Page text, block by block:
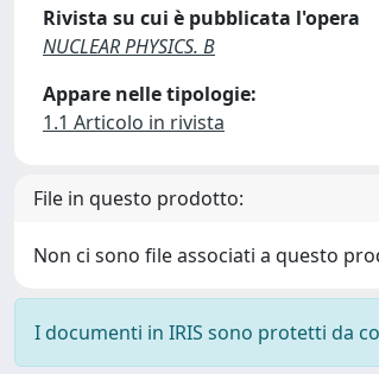
Rivista su cui è pubblicata l'opera
NUCLEAR PHYSICS. B
Appare nelle tipologie:
1.1 Articolo in rivista
File in questo prodotto:
Non ci sono file associati a questo
I documenti in IRIS sono protetti da